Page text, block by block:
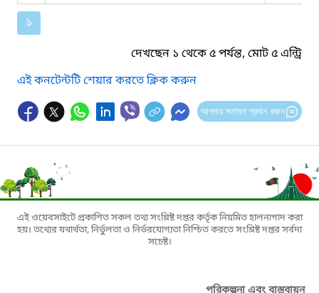
১
দেখছেন ১ থেকে ৫ পর্যন্ত, মোট ৫ এন্ট্রি
এই কনটেন্টটি শেয়ার করতে ক্লিক করুন
আপনার মতামত প্রদান করুন
এই ওয়েবসাইটে প্রকাশিত সকল তথ্য সংশ্লিষ্ট দপ্তর কর্তৃক নিয়মিত হালনাগাদ করা
হয়। তথ্যের যথার্থতা, নির্ভুলতা ও নির্ভরযোগ্যতা নিশ্চিত করতে সংশ্লিষ্ট দপ্তর সর্বদা
সচেষ্ট।